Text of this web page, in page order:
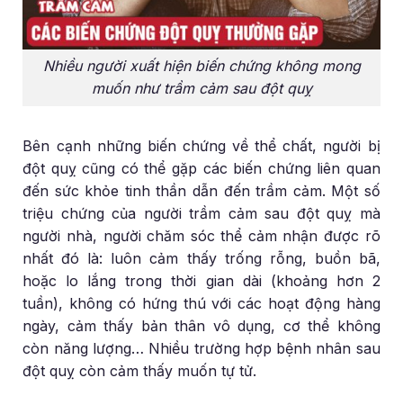
Nhiều người xuất hiện biến chứng không mong
muốn như trầm cảm sau đột quỵ
Bên cạnh những biến chứng về thể chất, người bị
đột quỵ cũng có thể gặp các biến chứng liên quan
đến sức khỏe tinh thần dẫn đến trầm cảm. Một số
triệu chứng của người trầm cảm sau đột quỵ mà
người nhà, người chăm sóc thể cảm nhận được rõ
nhất đó là: luôn cảm thấy trống rỗng, buồn bã,
hoặc lo lắng trong thời gian dài (khoảng hơn 2
tuần), không có hứng thú với các hoạt động hàng
ngày, cảm thấy bản thân vô dụng, cơ thể không
còn năng lượng… Nhiều trường hợp bệnh nhân sau
đột quỵ còn cảm thấy muốn tự tử.